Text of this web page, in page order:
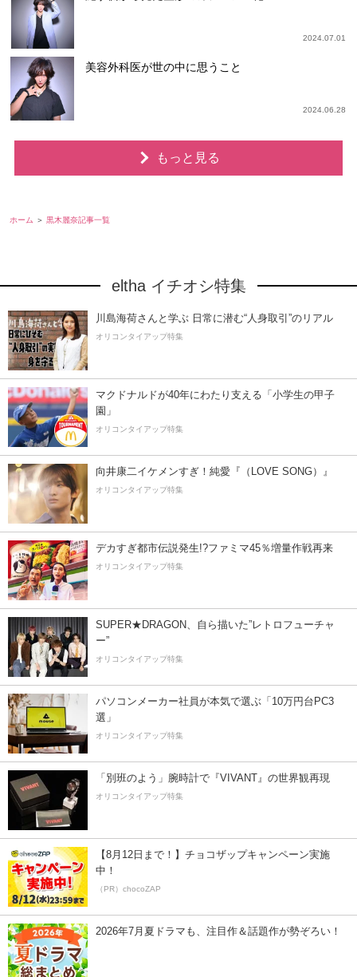
2024.07.01
美容外科医が世の中に思うこと
2024.06.28
もっと見る
ホーム 黒木麗奈記事一覧
eltha イチオシ特集
川島海荷さんと学ぶ 日常に潜む“人身取引”のリアル
オリコンタイアップ特集
マクドナルドが40年にわたり支える「小学生の甲子
園」
オリコンタイアップ特集
向井康二イケメンすぎ！純愛『（LOVE SONG）』
オリコンタイアップ特集
デカすぎ都市伝説発生!?ファミマ45％増量作戦再来
オリコンタイアップ特集
SUPER★DRAGON、自ら描いた”レトロフューチャ
ー”
オリコンタイアップ特集
パソコンメーカー社員が本気で選ぶ「10万円台PC3
選」
オリコンタイアップ特集
「別班のよう」腕時計で『VIVANT』の世界観再現
オリコンタイアップ特集
【8月12日まで！】チョコザップキャンペーン実施
中！
（PR）chocoZAP
2026年7月夏ドラマも、注目作＆話題作が勢ぞろい！